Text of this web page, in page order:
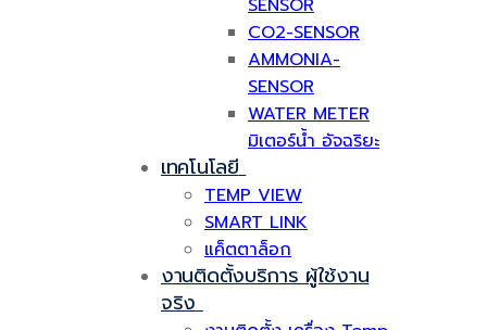
SENSOR
CO2-SENSOR
AMMONIA-
SENSOR
WATER METER
มิเตอร์น้ำ อัจฉริยะ
เทคโนโลยี
TEMP VIEW
SMART LINK
แค็ตตาล็อก
งานติดตั้งบริการ ผู้ใช้งาน
จริง